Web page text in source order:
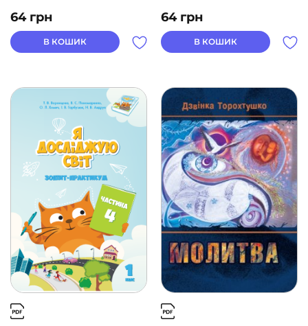
64 грн
Тетяна Воронцова
В КОШИК
64 грн
В КОШИК